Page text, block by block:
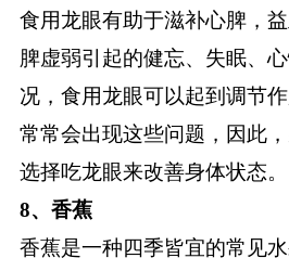
食用龙眼有助于滋补心脾，
脾虚弱引起的健忘、失眠、
况，食用龙眼可以起到调节
常常会出现这些问题，因此
选择吃龙眼来改善身体状态。
8、香蕉
香蕉是一种四季皆宜的常见